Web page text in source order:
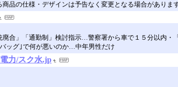
品の仕様・デザインは予告なく変更となる場合がありま
廃合」「通勤制」検討指示…警察署から車で１５分以内・
ッグ｣で何が悪いのか…中年男性だけ
力/スク水.jp